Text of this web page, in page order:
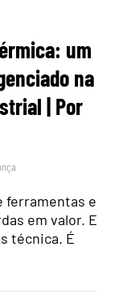
um
na
| Por
ferramentas e
em valor. E
técnica. É